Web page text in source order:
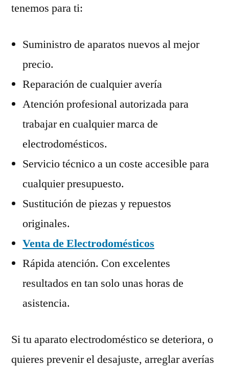
tenemos para ti:
Suministro de aparatos nuevos al mejor
precio.
Reparación de cualquier avería
Atención profesional autorizada para
trabajar en cualquier marca de
electrodomésticos.
Servicio técnico a un coste accesible para
cualquier presupuesto.
Sustitución de piezas y repuestos
originales.
Venta de Electrodomésticos
Rápida atención. Con excelentes
resultados en tan solo unas horas de
asistencia.
Si tu aparato electrodoméstico se deteriora, o
quieres prevenir el desajuste, arreglar averías